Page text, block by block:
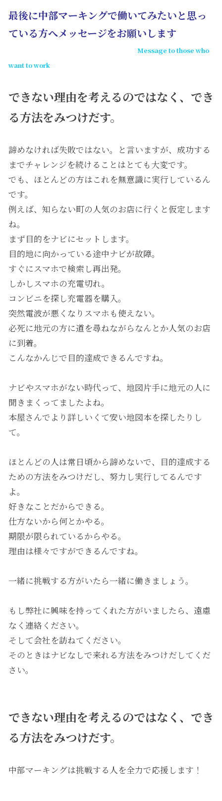
最後に中部マーキングで働いてみたいと思っ
ている方へメッセージをお願いします
Message to those who
want to work
できない理由を考えるのではなく、でき
る方法をみつけだす。
諦めなければ失敗ではない。と言いますが、成功する
までチャレンジを続けることはとても大変です。
でも、ほとんどの方はこれを無意識に実行しているん
です。
例えば、知らない町の人気のお店に行くと仮定します
ね。
まず目的をナビにセットします。
目的地に向かっている途中ナビが故障。
すぐにスマホで検索し再出発。
しかしスマホの充電切れ。
コンビニを探し充電器を購入。
突然電波が悪くなりスマホも使えない。
必死に地元の方に道を尋ねながらなんとか人気のお店
に到着。
こんなかんじで目的達成できるんですね。
ナビやスマホがない時代って、地図片手に地元の人に
聞きまくってましたよね。
本屋さんでより詳しいくて安い地図本を探したりし
て。
ほとんどの人は常日頃から諦めないで、目的達成する
ための方法をみつけだし、努力し実行してるんです
よ。
好きなことだからできる。
仕方ないから何とかやる。
期限が限られているからやる。
理由は様々ですができるんですね。
一緒に挑戦する方がいたら一緒に働きましょう。
もし弊社に興味を持ってくれた方がいましたら、遠慮
なく連絡ください。
そして会社を訪ねてください。
そのときはナビなしで来れる方法をみつけだしてくだ
さい。
できない理由を考えるのではなく、でき
る方法をみつけだす。
中部マーキングは挑戦する人を全力で応援します！